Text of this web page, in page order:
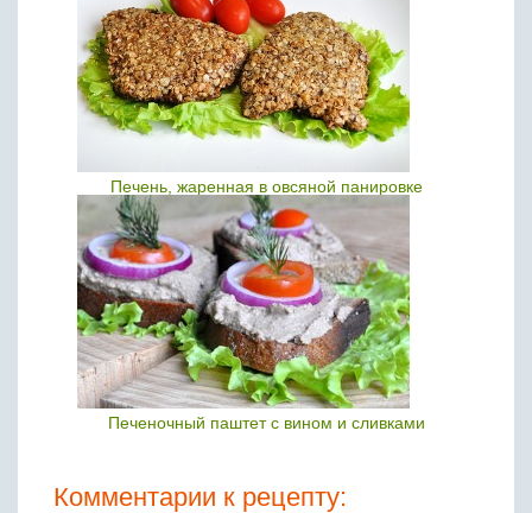
Печень, жаренная в овсяной панировке
Печеночный паштет с вином и сливками
Комментарии к рецепту: